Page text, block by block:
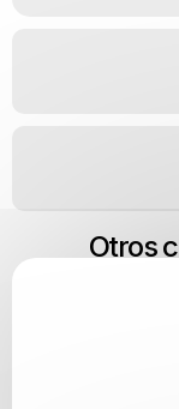
Otros